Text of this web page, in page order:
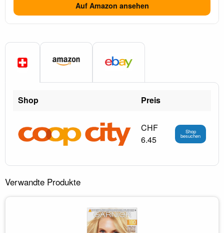
Auf Amazon ansehen
Shop Preis
CHF
6.45
Shop
besuchen
Verwandte Produkte